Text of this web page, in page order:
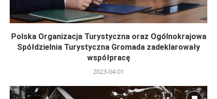
Polska Organizacja Turystyczna oraz Ogólnokrajowa
Spółdzielnia Turystyczna Gromada zadeklarowały
współpracę
2023-04-01